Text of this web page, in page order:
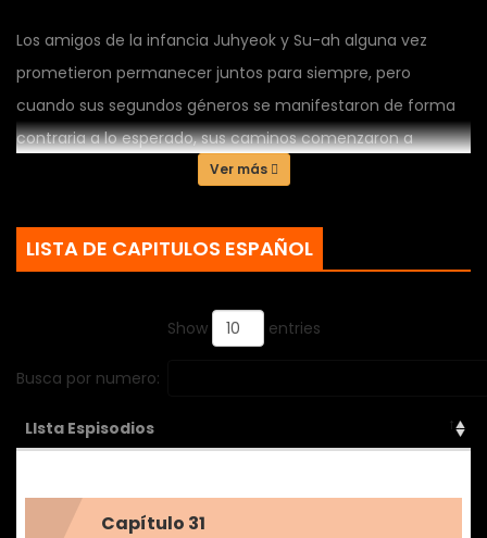
Los amigos de la infancia Juhyeok y Su-ah alguna vez
prometieron permanecer juntos para siempre, pero
cuando sus segundos géneros se manifestaron de forma
contraria a lo esperado, sus caminos comenzaron a
Ver más
LISTA DE CAPITULOS ESPAÑOL
Show entries
Busca por numero:
LIsta Espisodios
Capítulo 31